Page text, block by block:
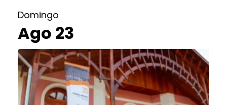
Domingo
Ago 23